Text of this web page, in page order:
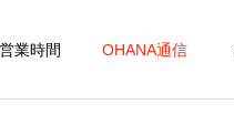
業時間 OHANA通信